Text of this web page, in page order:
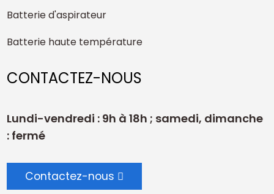
Batterie d'aspirateur
Batterie haute température
CONTACTEZ-NOUS
Lundi-vendredi : 9h à 18h ; samedi, dimanche
: fermé
Contactez-nous